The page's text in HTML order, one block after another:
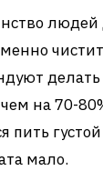
людей
на 70-
пить
мало.